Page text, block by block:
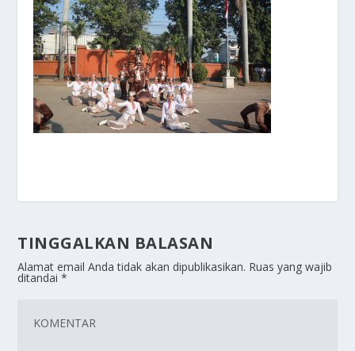
TINGGALKAN BALASAN
Alamat email Anda tidak akan dipublikasikan. Ruas yang wajib
ditandai*